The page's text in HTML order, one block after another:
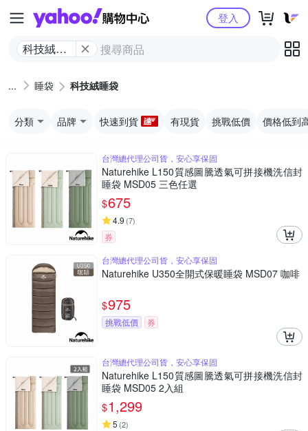
Yahoo購物中心
科技絨睡
登入
睡袋 科技絨睡袋
分類 品牌 快速到貨 有現貨 挑戰低價 價格低到
台灣總代理公司貨，安心享保固
Naturehike L150質感圖騰透氣可拼接機洗信封
睡袋 MSD05 三色任選
$675
4.9 (7)
券
台灣總代理公司貨，安心享保固
Naturehike U350全開式保暖睡袋 MSD07 咖啡
$975
挑戰低價 券
台灣總代理公司貨，安心享保固
Naturehike L150質感圖騰透氣可拼接機洗信封
睡袋 MSD05 2入組
$1,299
5 (2)